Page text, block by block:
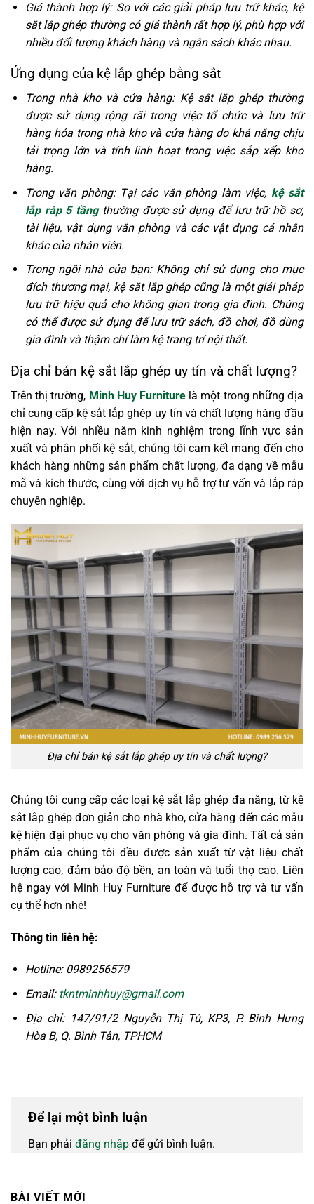
Giá thành hợp lý: So với các giải pháp lưu trữ khác, kệ
sắt lắp ghép thường có giá thành rất hợp lý, phù hợp với
nhiều đối tượng khách hàng và ngân sách khác nhau.
Ứng dụng của kệ lắp ghép bằng sắt
Trong nhà kho và cửa hàng: Kệ sắt lắp ghép thường
được sử dụng rộng rãi trong việc tổ chức và lưu trữ
hàng hóa trong nhà kho và cửa hàng do khả năng chịu
tải trọng lớn và tính linh hoạt trong việc sắp xếp kho
hàng.
Trong văn phòng: Tại các văn phòng làm việc, kệ sắt
lắp ráp 5 tầngthường được sử dụng để lưu trữ hồ sơ,
tài liệu, vật dụng văn phòng và các vật dụng cá nhân
khác của nhân viên.
Trong ngôi nhà của bạn: Không chỉ sử dụng cho mục
đích thương mại, kệ sắt lắp ghép cũng là một giải pháp
lưu trữ hiệu quả cho không gian trong gia đình. Chúng
có thể được sử dụng để lưu trữ sách, đồ chơi, đồ dùng
gia đình và thậm chí làm kệ trang trí nội thất.
Địa chỉ bán kệ sắt lắp ghép uy tín và chất lượng?
Trên thị trường, Minh Huy Furniture là một trong những địa
chỉ cung cấp kệ sắt lắp ghép uy tín và chất lượng hàng đầu
hiện nay. Với nhiều năm kinh nghiệm trong lĩnh vực sản
xuất và phân phối kệ sắt, chúng tôi cam kết mang đến cho
khách hàng những sản phẩm chất lượng, đa dạng về mẫu
mã và kích thước, cùng với dịch vụ hỗ trợ tư vấn và lắp ráp
chuyên nghiệp.
Địa chỉ bán kệ sắt lắp ghép uy tín và chất lượng?
Chúng tôi cung cấp các loại kệ sắt lắp ghép đa năng, từ kệ
sắt lắp ghép đơn giản cho nhà kho, cửa hàng đến các mẫu
kệ hiện đại phục vụ cho văn phòng và gia đình. Tất cả sản
phẩm của chúng tôi đều được sản xuất từ vật liệu chất
lượng cao, đảm bảo độ bền, an toàn và tuổi thọ cao. Liên
hệ ngay với Minh Huy Furniture để được hỗ trợ và tư vấn
cụ thể hơn nhé!
Thông tin liên hệ:
Hotline: 0989256579
Email: tkntminhhuy@gmail.com
Địa chỉ: 147/91/2 Nguyễn Thị Tú, KP3, P. Bình Hưng
Hòa B, Q. Bình Tân, TPHCM
Để lại một bình luận
Bạn phải đăng nhập để gửi bình luận.
BÀI VIẾT MỚI